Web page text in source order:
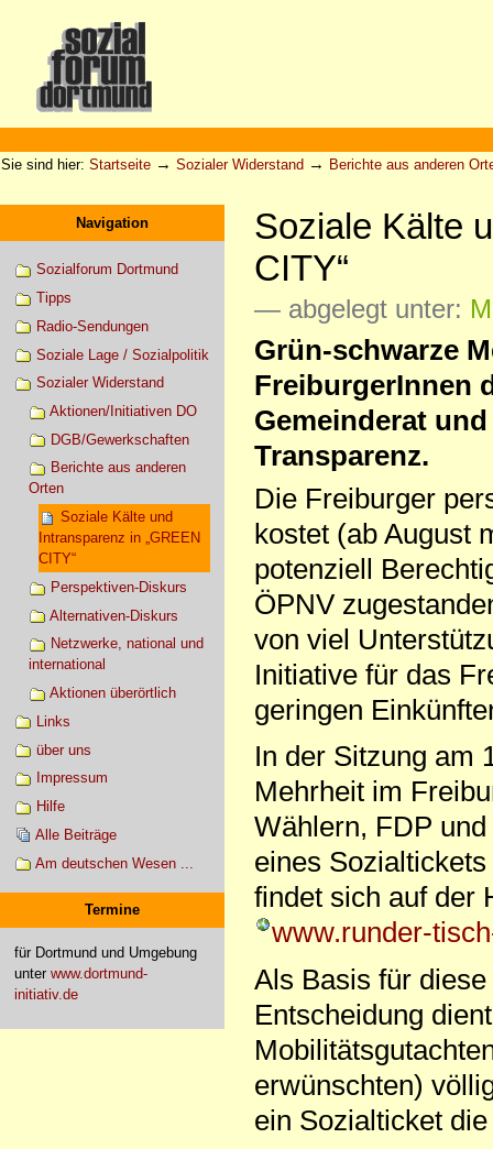
Werkzeuge
Sie sind hier: Startseite → Sozialer Widerstand → Berichte aus anderen
Navigation
Sozialforum Dortmund
Tipps
Radio-Sendungen
Soziale Lage / Sozialpolitik
Sozialer Widerstand
Aktionen/Initiativen DO
DGB/Gewerkschaften
Berichte aus anderen
Orten
Soziale Kälte und
Intransparenz in „GREEN
CITY“
Perspektiven-Diskurs
Alternativen-Diskurs
Netzwerke, national und
international
Aktionen überörtlich
Links
über uns
Impressum
Hilfe
Alle Beiträge
Am deutschen Wesen ...
Termine
für Dortmund und Umgebung
unter www.dortmund-
initiativ.de
Soziale Kälte
CITY“
— abgelegt unter:
Grün-schwarze
FreiburgerInnen
Gemeinderat
Transparenz.
Die Freiburger
kostet (ab August
potenziell
ÖPNV
von viel
Initiative für das
geringen
In der Sitzung am
Mehrheit im
Wählern, FDP
eines
findet sich auf der
www.runder-
Als Basis für
Entscheidung
erwünschten)
ein Sozialticket